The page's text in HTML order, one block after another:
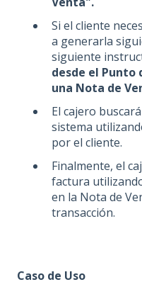
Si el cliente
a generarla
siguiente
desde el Punto
una Nota de
El cajero
sistema
por el cliente.
Finalmente, el
factura
en la Nota de
transacción.
Caso de Uso